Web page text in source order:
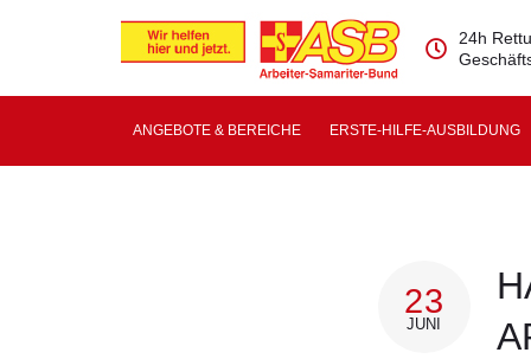
24h
ANGEBOTE & BEREICHE ERSTE-HILFE-AUSBILDUNG
23
JUNI